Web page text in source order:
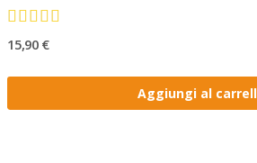
15,90 €
Aggiungi al